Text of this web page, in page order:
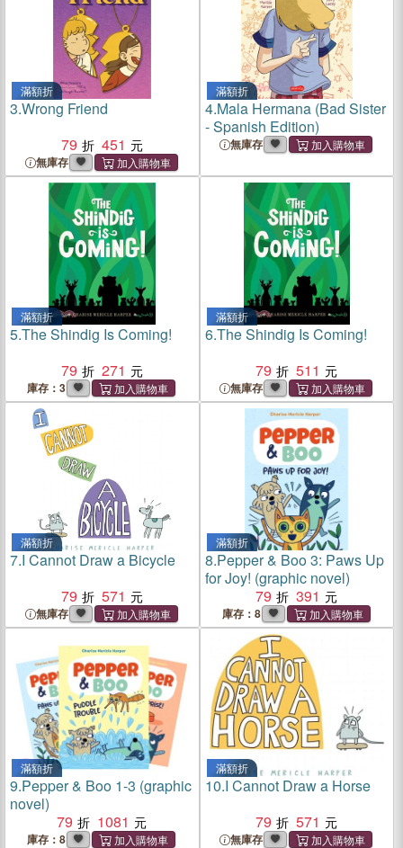
滿額折
3.Wrong Friend
79
451
無庫存
滿額折
4.Mala Hermana (Bad Sister
- Spanish Edition)
無庫存
滿額折
5.The Shindig Is Coming!
79
271
庫存：3
滿額折
6.The Shindig Is Coming!
79
511
無庫存
滿額折
7.I Cannot Draw a Bicycle
79
571
無庫存
滿額折
8.Pepper & Boo 3: Paws Up
for Joy! (graphic novel)
79
391
庫存：8
滿額折
9.Pepper & Boo 1-3 (graphic
novel)
79
1081
庫存：8
滿額折
10.I Cannot Draw a Horse
79
571
無庫存